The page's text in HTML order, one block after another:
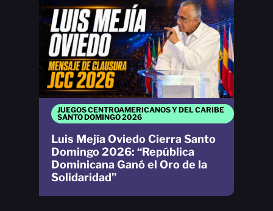
JUEGOS CENTROAMERICANOS Y DEL CARIBE
SANTO DOMINGO 2026
Luis Mejía Oviedo Cierra Santo
Domingo 2026: “República
Dominicana Ganó el Oro de la
Solidaridad”